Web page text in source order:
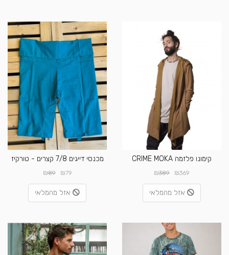
קימונו פלזמה CRIME MOKA
₪369
₪389
אזל מהמלאי
מכנסי דייגים 7/8 קצרים - טורקיז
₪79
₪89
אזל מהמלאי